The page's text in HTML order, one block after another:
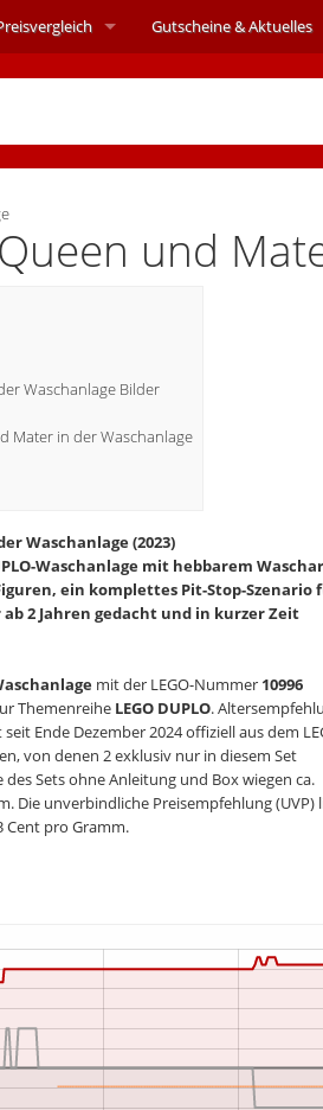
und
Waschanlage Bilder
Mater in der Waschanlage
Waschanlage (2023)
Waschanlage mit hebbarem
ein komplettes Pit-Stop-Szenario
2 Jahren gedacht und in kurzer Zeit
mit der LEGO-Nummer 10996
Themenreihe LEGO DUPLO.
Ende Dezember 2024 offiziell aus dem
von denen 2 exklusiv nur in diesem Set
Sets ohne Anleitung und Box wiegen ca.
Die unverbindliche Preisempfehlung (UVP)
Cent pro Gramm.
Gutscheine &Aktuelles